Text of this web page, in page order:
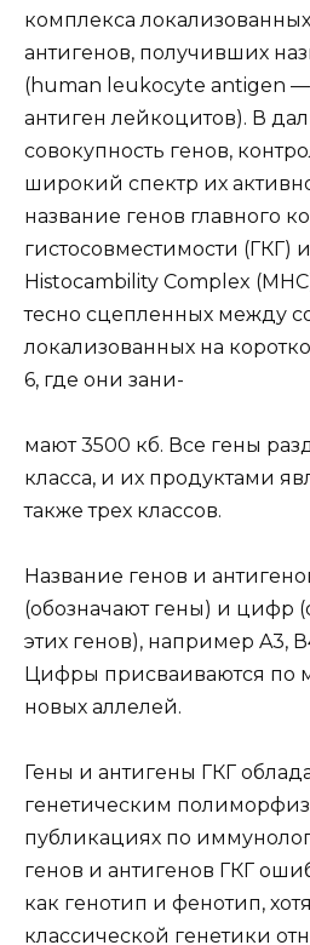
комплекса
антигенов, получивших
(human leukocyte antigen
антиген лейкоцитов). В
совокупность генов,
широкий спектр их
название генов главного
гистосовместимости (ГКГ)
Histocambility Complex
тесно сцепленных между
локализованных на
6, где они зани-
мают 3500 кб. Все гены
класса, и их продуктами
также трех классов.
Название генов и
(обозначают гены) и цифр
этих генов), например A3,
Цифры присваиваются по
новых аллелей.
Гены и антигены ГКГ
генетическим
публикациях по
генов и антигенов ГКГ
как генотип и фенотип,
классической генетики